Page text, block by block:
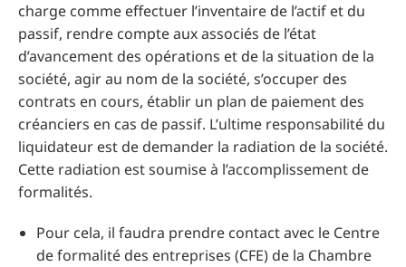
charge comme effectuer l’inventaire de l’actif et du
passif, rendre compte aux associés de l’état
d’avancement des opérations et de la situation de la
société, agir au nom de la société, s’occuper des
contrats en cours, établir un plan de paiement des
créanciers en cas de passif. L’ultime responsabilité du
liquidateur est de demander la radiation de la société.
Cette radiation est soumise à l’accomplissement de
formalités.
Pour cela, il faudra prendre contact avec le Centre
de formalité des entreprises (CFE) de la Chambre